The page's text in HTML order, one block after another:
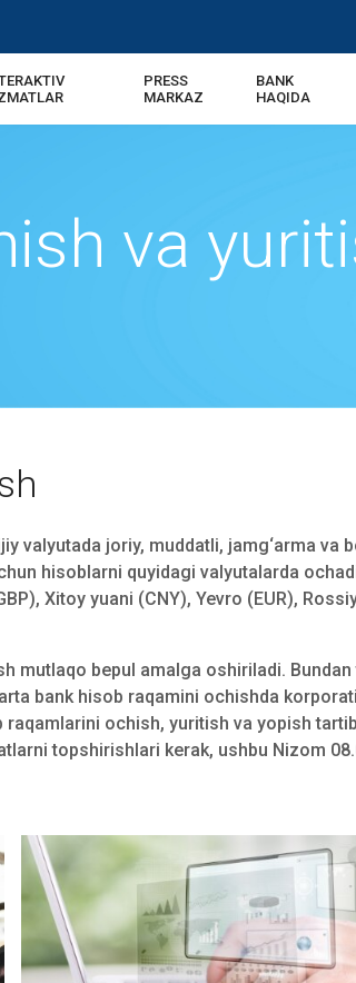
PRESS
MARKAZ
BANK
HAQIDA
va
valyutada joriy, muddatli, jamg‘arma va
hisoblarni quyidagi valyutalarda
Xitoy yuani (CNY), Yevro (EUR),
mutlaqo bepul amalga oshiriladi.
bank hisob raqamini ochishda
ochish, yuritish va yopish
topshirishlari kerak, ushbu Nizom